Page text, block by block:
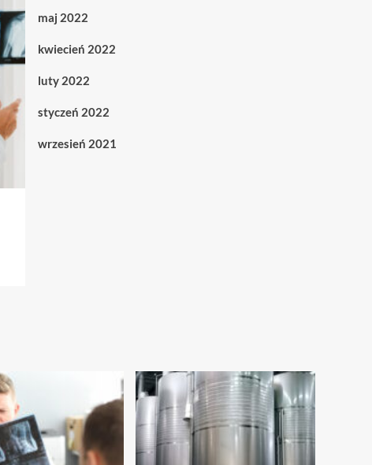
maj 2022
kwiecień 2022
luty 2022
styczeń 2022
wrzesień 2021